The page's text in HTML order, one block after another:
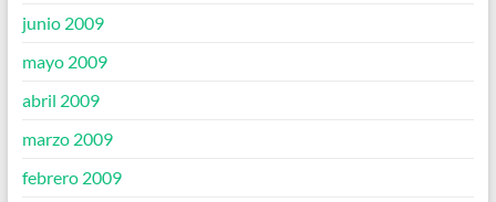
junio 2009
mayo 2009
abril 2009
marzo 2009
febrero 2009